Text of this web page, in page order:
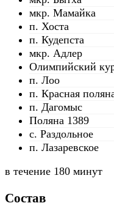
мкр. Мамайка
п. Хоста
п. Кудепста
мкр. Адлер
Олимпийский
п. Лоо
п. Красная
п. Дагомыс
Поляна 1389
с. Раздольное
п. Лазаревское
в течение 180 минут
Состав